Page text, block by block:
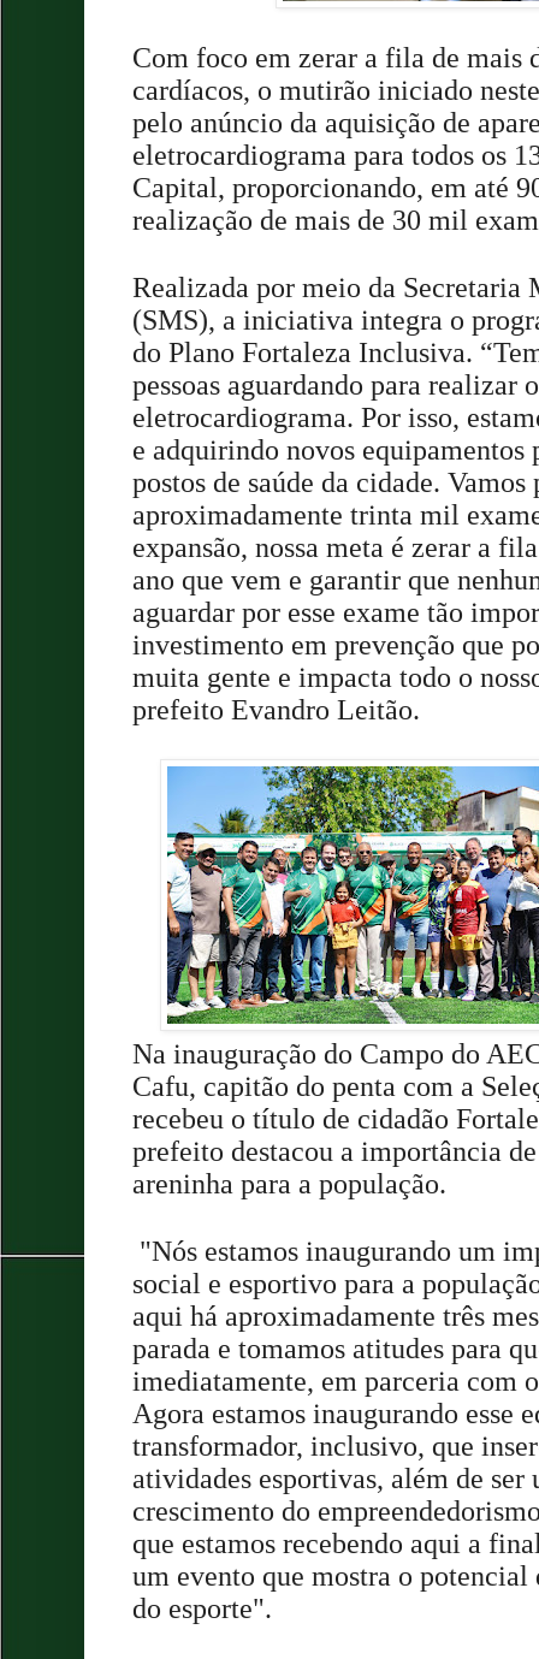
Com foco em zerar a fila de mais
cardíacos, o mutirão iniciado
pelo anúncio da aquisição de
eletrocardiograma para todos os
Capital, proporcionando, em até
realização de mais de 30 mil
Realizada por meio da Secretaria
(SMS), a iniciativa integra o
do Plano Fortaleza Inclusiva.
pessoas aguardando para realizar
eletrocardiograma. Por isso,
e adquirindo novos equipamentos
postos de saúde da cidade. Vamos
aproximadamente trinta mil
expansão, nossa meta é zerar a
ano que vem e garantir que
aguardar por esse exame tão
investimento em prevenção que
muita gente e impacta todo o
prefeito Evandro Leitão.
Na inauguração do Campo do
Cafu, capitão do penta com a
recebeu o título de cidadão
prefeito destacou a importância
areninha para a população.
"Nós estamos inaugurando um
social e esportivo para a
aqui há aproximadamente três
parada e tomamos atitudes para
imediatamente, em parceria com
Agora estamos inaugurando esse
transformador, inclusivo, que
atividades esportivas, além de ser
crescimento do
que estamos recebendo aqui a
um evento que mostra o
do esporte".